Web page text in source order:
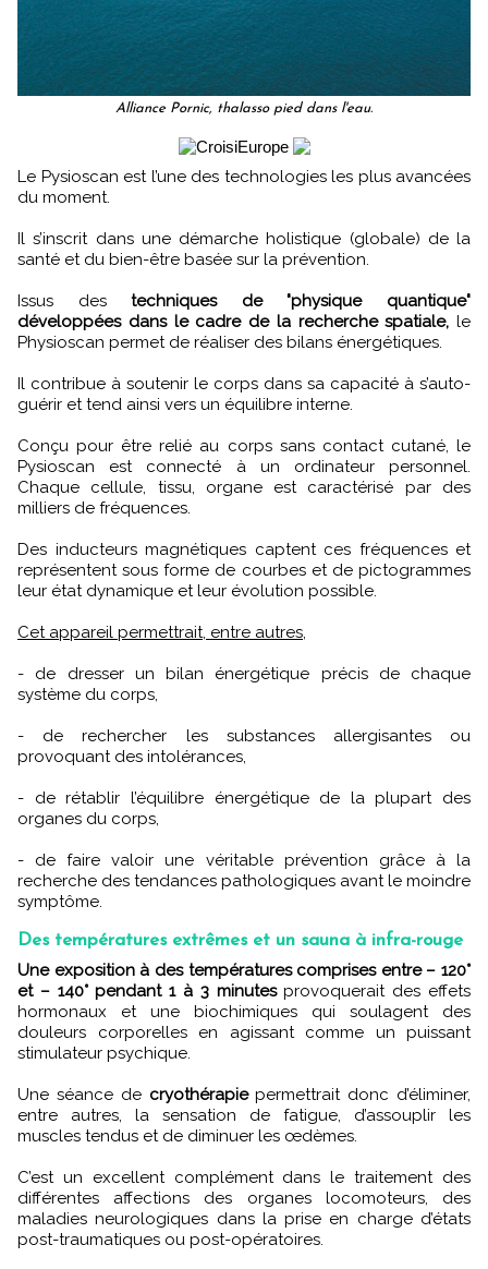
Alliance Pornic, thalasso pied dans l'eau.
Le Pysioscan est l’une des technologies les plus avancées
du moment.
Il s’inscrit dans une démarche holistique (globale) de la
santé et du bien-être basée sur la prévention.
Issus destechniques de "physique quantique"
développées dans le cadre de la recherche spatiale, le
Physioscan permet de réaliser des bilans énergétiques.
Il contribue à soutenir le corps dans sa capacité à s’auto-
guérir et tend ainsi vers un équilibre interne.
Conçu pour être relié au corps sans contact cutané, le
Pysioscan est connecté à un ordinateur personnel.
Chaque cellule, tissu, organe est caractérisé par des
milliers de fréquences.
Des inducteurs magnétiques captent ces fréquences et
représentent sous forme de courbes et de pictogrammes
leur état dynamique et leur évolution possible.
Cet appareil permettrait, entre autres,
- de dresser un bilan énergétique précis de chaque
système du corps,
- de rechercher les substances allergisantes ou
provoquant des intolérances,
- de rétablir l’équilibre énergétique de la plupart des
organes du corps,
- de faire valoir une véritable prévention grâce à la
recherche des tendances pathologiques avant le moindre
symptôme.
Des températures extrêmes et un sauna à infra-rouge
Une exposition à des températures comprises entre – 120°
et – 140° pendant 1 à 3 minutesprovoquerait des effets
hormonaux et une biochimiques qui soulagent des
douleurs corporelles en agissant comme un puissant
stimulateur psychique.
Une séance de cryothérapiepermettrait donc d’éliminer,
entre autres, la sensation de fatigue, d’assouplir les
muscles tendus et de diminuer les œdèmes.
C’est un excellent complément dans le traitement des
différentes affections des organes locomoteurs, des
maladies neurologiques dans la prise en charge d’états
post-traumatiques ou post-opératoires.